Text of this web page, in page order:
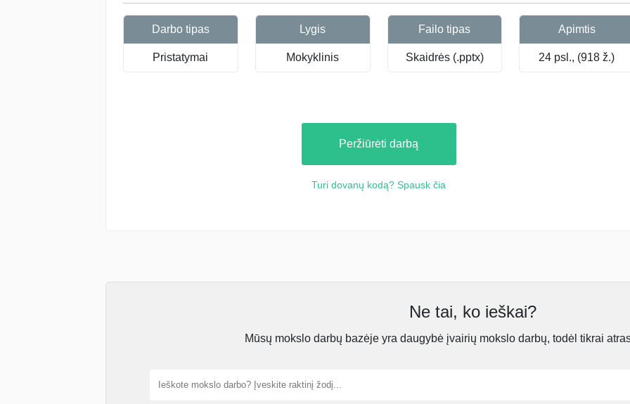
Darbo tipas
Pristatymai
Lygis
Mokyklinis
Failo tipas
Skaidrės (.pptx)
Apimtis
24 psl., (918 ž.)
Peržiūrėti darbą
Turi dovanų kodą? Spausk čia
Ne tai, ko ieškai?
Mūsų mokslo darbų bazėje yra daugybė įvairių mokslo darbų, todėl tikrai